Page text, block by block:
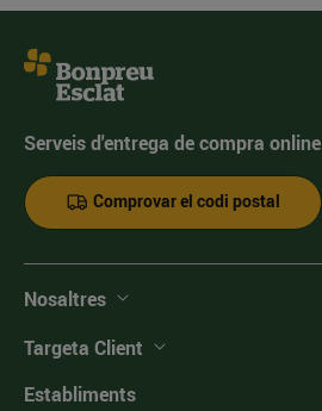
Serveis d'entrega de compra online
Comprovar el codi postal
Nosaltres
Targeta Client
Establiments